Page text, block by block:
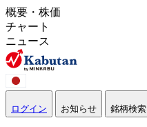
概要・株価
チャート
ニュース
ログイン お知らせ 銘柄検索